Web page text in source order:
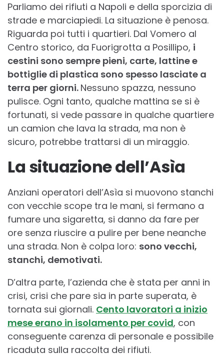
Parliamo dei rifiuti a Napoli e della sporcizia di
strade e marciapiedi. La situazione è penosa.
Riguarda poi tutti i quartieri. Dal Vomero al
Centro storico, da Fuorigrotta a Posillipo, i
cestini sono sempre pieni, carte, lattine e
bottiglie di plastica sono spesso lasciate a
terra per giorni. Nessuno spazza, nessuno
pulisce. Ogni tanto, qualche mattina se si è
fortunati, si vede passare in qualche quartiere
un camion che lava la strada, ma non è
sicuro, potrebbe trattarsi di un miraggio.
La situazione dell’Asìa
Anziani operatori dell’Asìa si muovono stanchi
con vecchie scope tra le mani, si fermano a
fumare una sigaretta, si danno da fare per
ore senza riuscire a pulire per bene neanche
una strada. Non è colpa loro: sono vecchi,
stanchi, demotivati.
D’altra parte, l’azienda che è stata per anni in
crisi, crisi che pare sia in parte superata, è
tornata sui giornali. Cento lavoratori a inizio
mese erano in isolamento per covid, con
conseguente carenza di personale e possibile
ricaduta sulla raccolta dei rifiuti.